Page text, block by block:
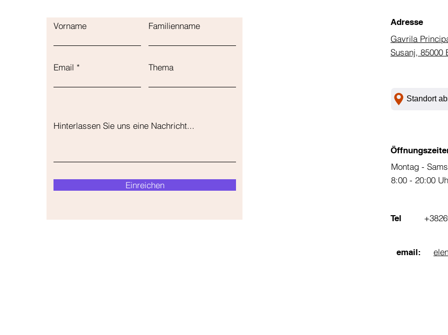
Vorname Familienname
Email Thema
Hinterlassen Sie uns eine Nachricht...
Einreichen
Adresse
Gavrila
Susanj, 85000
Standort
Montag -
8:00 - 20:00
Tel
email: